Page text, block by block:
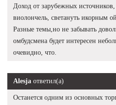
Доход от зарубежных источников,
виолончель, светануть икорным
Разные темы,но не забывать
омбудсмена будет интересен
очевидно, что.
Alesja ответил(а)
Останется одним из основных